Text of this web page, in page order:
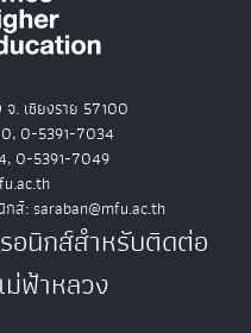
. เชียงราย 57100
0-5391-7034
0-5391-7049
ส์: saraban@mfu.ac.th
อนิกส์สำหรับติดต่อ
ฟ้าหลวง